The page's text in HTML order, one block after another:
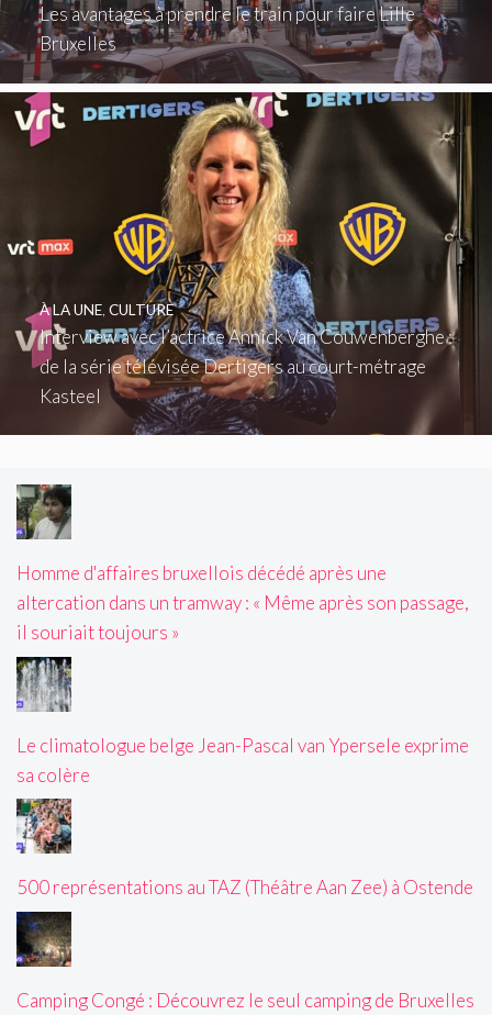
Les avantages à prendre le train pour faire Lille
Bruxelles
Interview avec l’actrice Annick Van Couwenberghe :
de la série télévisée Dertigers au court-métrage
Kasteel
À LA UNE, CULTURE
Homme d'affaires bruxellois décédé après une
altercation dans un tramway : « Même après son passage,
il souriait toujours »
Le climatologue belge Jean-Pascal van Ypersele exprime
sa colère
500 représentations au TAZ (Théâtre Aan Zee) à Ostende
Camping Congé : Découvrez le seul camping de Bruxelles